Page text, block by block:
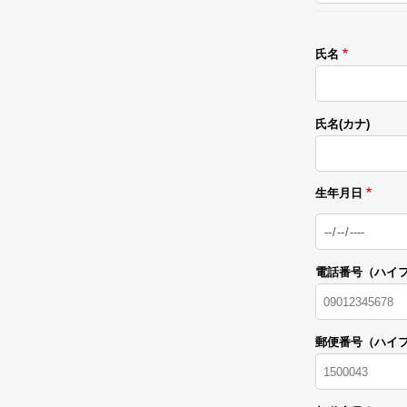
氏名
氏名(カナ)
生年月日
日
付
電話番号（ハイ
郵便番号（ハイ